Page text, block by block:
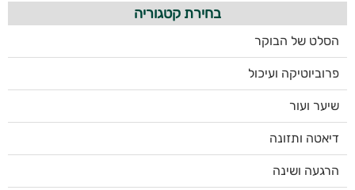
בחירת קטגוריה
הסלט של הבוקר
פרוביוטיקה ועיכול
שיער ועור
דיאטה ותזונה
הרגעה ושינה